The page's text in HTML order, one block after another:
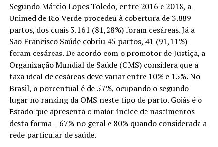
Segundo Márcio Lopes Toledo, entre 2016 e 2018, a
Unimed de Rio Verde procedeu à cobertura de 3.889
partos, dos quais 3.161 (81,28%) foram cesáreas. Já a
São Francisco Saúde cobriu 45 partos, 41 (91,11%)
foram cesáreas. De acordo com o promotor de Justiça, a
Organização Mundial de Saúde (OMS) considera que a
taxa ideal de cesáreas deve variar entre 10% e 15%. No
Brasil, o porcentual é de 57%, ocupando o segundo
lugar no ranking da OMS neste tipo de parto. Goiás é o
Estado que apresenta o maior índice de nascimentos
desta forma – 67% no geral e 80% quando considerada a
rede particular de saúde.